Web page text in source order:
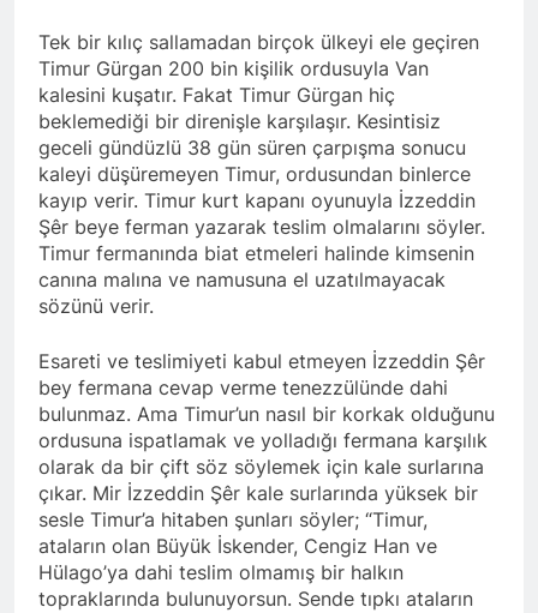
Tek bir kılıç sallamadan birçok ülkeyi ele geçiren
Timur Gürgan 200 bin kişilik ordusuyla Van
kalesini kuşatır. Fakat Timur Gürgan hiç
beklemediği bir direnişle karşılaşır. Kesintisiz
geceli gündüzlü 38 gün süren çarpışma sonucu
kaleyi düşüremeyen Timur, ordusundan binlerce
kayıp verir. Timur kurt kapanı oyunuyla İzzeddin
Şêr beye ferman yazarak teslim olmalarını söyler.
Timur fermanında biat etmeleri halinde kimsenin
canına malına ve namusuna el uzatılmayacak
sözünü verir.
Esareti ve teslimiyeti kabul etmeyen İzzeddin Şêr
bey fermana cevap verme tenezzülünde dahi
bulunmaz. Ama Timur’un nasıl bir korkak olduğunu
ordusuna ispatlamak ve yolladığı fermana karşılık
olarak da bir çift söz söylemek için kale surlarına
çıkar. Mir İzzeddin Şêr kale surlarında yüksek bir
sesle Timur’a hitaben şunları söyler; “Timur,
ataların olan Büyük İskender, Cengiz Han ve
Hülago’ya dahi teslim olmamış bir halkın
topraklarında bulunuyorsun. Sende tıpkı ataların